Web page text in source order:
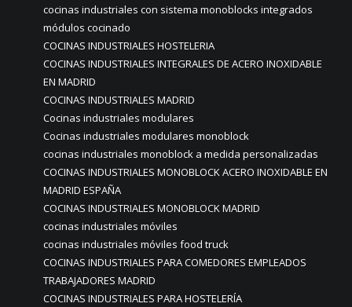
cocinas industriales con sistema monoblocks integrados
módulos cocinado
COCINAS INDUSTRIALES HOSTELERIA
COCINAS INDUSTRIALES INTEGRALES DE ACERO INOXIDABLE
EN MADRID
COCINAS INDUSTRIALES MADRID
Cocinas industriales modulares
Cocinas industriales modulares monoblock
cocinas industriales monoblock a medida personalizadas
COCINAS INDUSTRIALES MONOBLOCK ACERO INOXIDABLE EN
MADRID ESPAÑA
COCINAS INDUSTRIALES MONOBLOCK MADRID
cocinas industriales móviles
cocinas industriales móviles food truck
COCINAS INDUSTRIALES PARA COMEDORES EMPLEADOS
TRABAJADORES MADRID
COCINAS INDUSTRIALES PARA HOSTELERÍA